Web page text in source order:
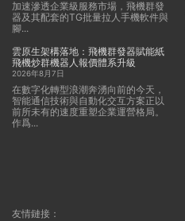
加速滲透企業級服務市場，飛機群發
器及其配套的TG批量拉人手機軟件與
腳...
雲原生架構落地：飛機群發器賦能紙
飛機炒群機器人報價體系升級
2026年8月7日
在數字化轉型浪潮奔湧向前的今天，
智能通信技術與自動化交互方案正以
前所未有的速度重塑企業運營格局。
作爲...
友情鏈接：